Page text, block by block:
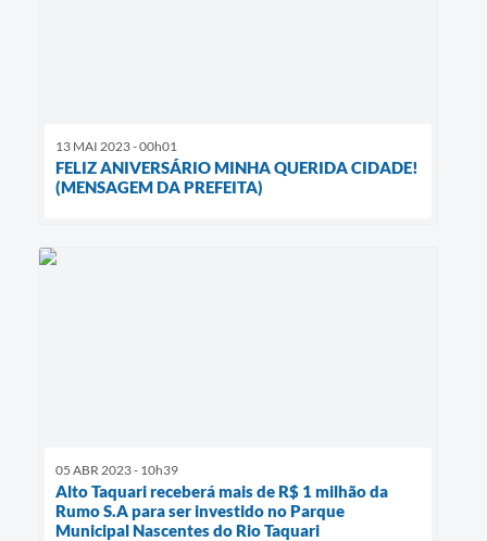
13 MAI 2023 - 00h01
FELIZ ANIVERSÁRIO MINHA QUERIDA CIDADE!
(MENSAGEM DA PREFEITA)
05 ABR 2023 - 10h39
Alto Taquari receberá mais de R$ 1 milhão da
Rumo S.A para ser investido no Parque
Municipal Nascentes do Rio Taquari